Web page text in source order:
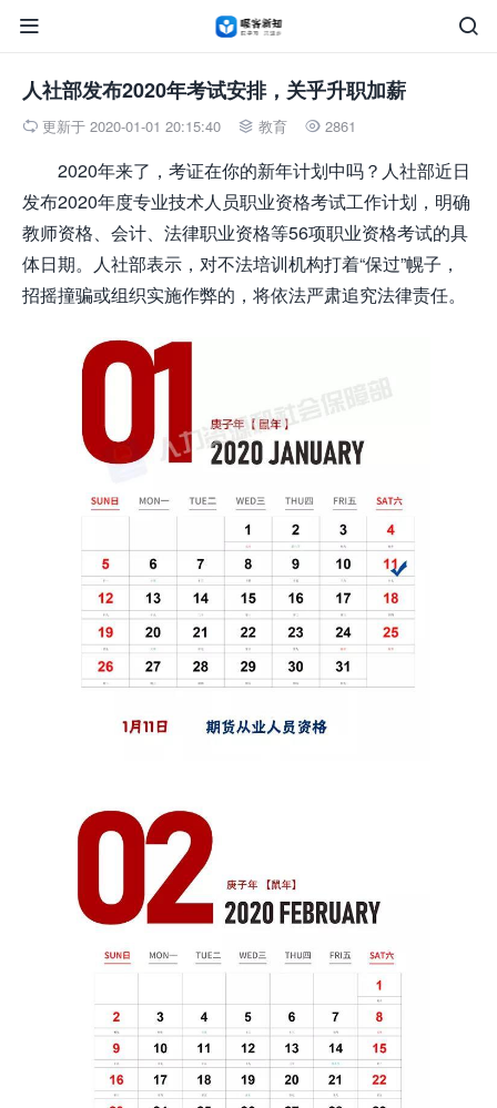


人社部发布2020年考试安排，关乎升职加薪
 更新于 2020-01-01 20:15:40  教育  2861
2020年来了，考证在你的新年计划中吗？人社部近日
发布2020年度专业技术人员职业资格考试工作计划，明确
教师资格、会计、法律职业资格等56项职业资格考试的具
体日期。人社部表示，对不法培训机构打着“保过”幌子，
招摇撞骗或组织实施作弊的，将依法严肃追究法律责任。